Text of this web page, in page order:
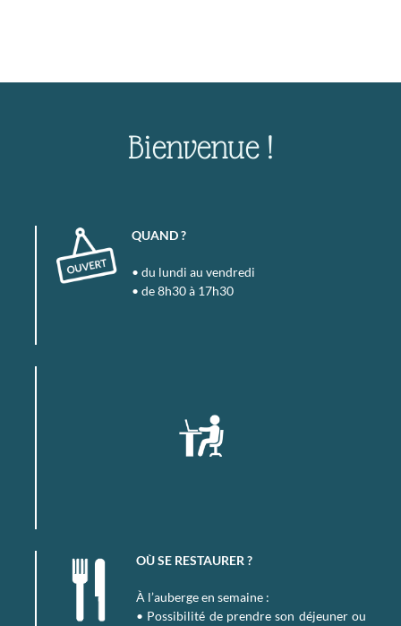
Bienvenue !
QUAND ?
• du lundi au vendredi
• de 8h30 à 17h30
OÙ SE RESTAURER ?
À l’auberge en semaine :
• Possibilité de prendre son déjeuner ou